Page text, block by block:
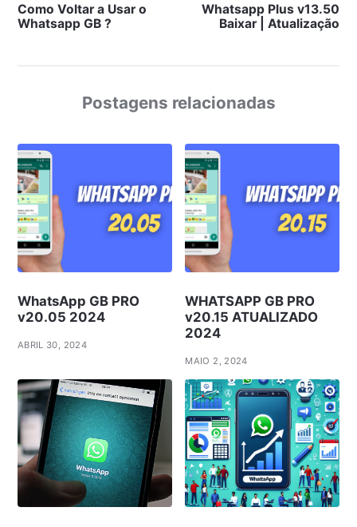
Como Voltar a Usar o
Whatsapp GB ?
Whatsapp Plus v13.50
Baixar | Atualização
Postagens relacionadas
WhatsApp GB PRO
v20.05 2024
ABRIL 30, 2024
WHATSAPP GB PRO
v20.15 ATUALIZADO
2024
MAIO 2, 2024